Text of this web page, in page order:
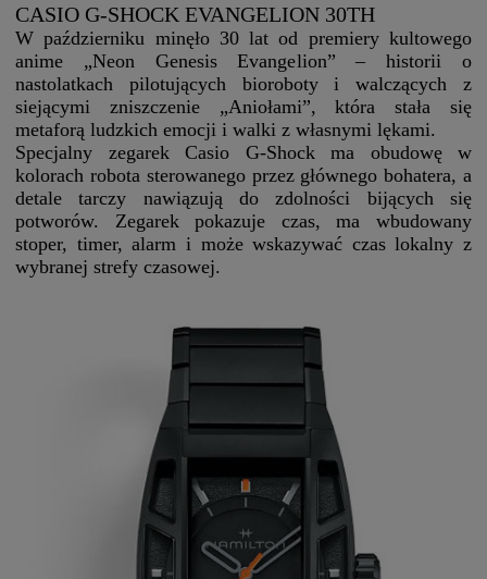
CASIO G-SHOCK EVANGELION 30TH
W październiku minęło 30 lat od premiery kultowego
anime „Neon Genesis Evangelion” – historii o
nastolatkach pilotujących bioroboty i walczących z
siejącymi zniszczenie „Aniołami”, która stała się
metaforą ludzkich emocji i walki z własnymi lękami.
Specjalny zegarek Casio G-Shock ma obudowę w
kolorach robota sterowanego przez głównego bohatera, a
detale tarczy nawiązują do zdolności bijących się
potworów. Zegarek pokazuje czas, ma wbudowany
stoper, timer, alarm i może wskazywać czas lokalny z
wybranej strefy czasowej.